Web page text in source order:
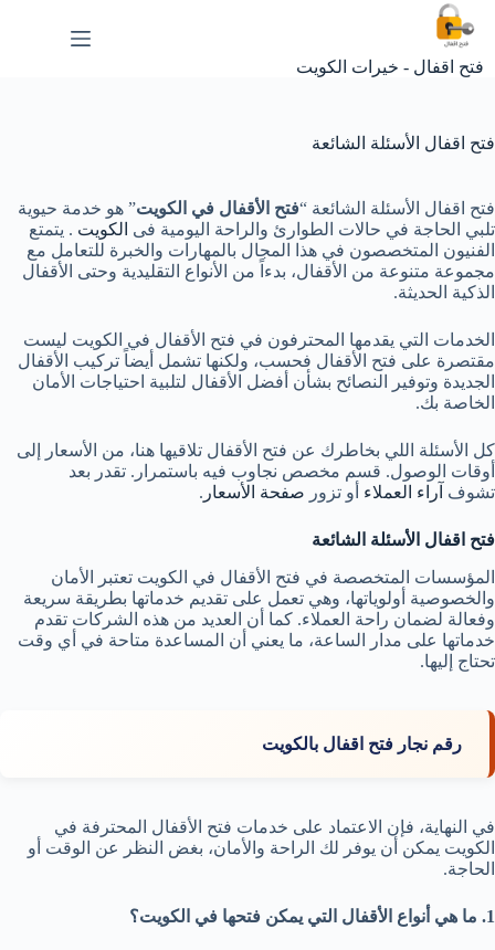
التجاوز
إلى
المحتوى
فتح اقفال - خيرات الكويت
فتح اقفال الأسئلة الشائعة
فتح اقفال الأسئلة الشائعة “فتح الأقفال في الكويت” هو خدمة حيوية
تلبي الحاجة في حالات الطوارئ والراحة اليومية فى الكويت . يتمتع
الفنيون المتخصصون في هذا المجال بالمهارات والخبرة للتعامل مع
مجموعة متنوعة من الأقفال، بدءاً من الأنواع التقليدية وحتى الأقفال
الذكية الحديثة.
الخدمات التي يقدمها المحترفون في فتح الأقفال في الكويت ليست
مقتصرة على فتح الأقفال فحسب، ولكنها تشمل أيضاً تركيب الأقفال
الجديدة وتوفير النصائح بشأن أفضل الأقفال لتلبية احتياجات الأمان
الخاصة بك.
كل الأسئلة اللي بخاطرك عن فتح الأقفال تلاقيها هنا، من الأسعار إلى
أوقات الوصول. قسم مخصص نجاوب فيه باستمرار. تقدر بعد
تشوف آراء العملاء أو تزور صفحة الأسعار .
فتح اقفال الأسئلة الشائعة
المؤسسات المتخصصة في فتح الأقفال في الكويت تعتبر الأمان
والخصوصية أولوياتها، وهي تعمل على تقديم خدماتها بطريقة سريعة
وفعالة لضمان راحة العملاء. كما أن العديد من هذه الشركات تقدم
خدماتها على مدار الساعة، ما يعني أن المساعدة متاحة في أي وقت
تحتاج إليها.
رقم نجار فتح اقفال بالكويت
في النهاية، فإن الاعتماد على خدمات فتح الأقفال المحترفة في
الكويت يمكن أن يوفر لك الراحة والأمان، بغض النظر عن الوقت أو
الحاجة.
1. ما هي أنواع الأقفال التي يمكن فتحها في الكويت؟